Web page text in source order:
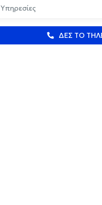
Υπηρεσίες
ΔΕΣ ΤΟ